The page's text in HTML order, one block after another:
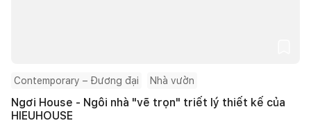
Contemporary – Đương đại Nhà vườn
Ngơi House - Ngôi nhà "vẽ trọn" triết lý thiết kế của
HIEUHOUSE